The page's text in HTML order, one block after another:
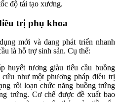
độ tái tạo xương.
trị phụ khoa
mới và đang phát triển nhanh
là hỗ trợ sinh sản. Cụ thể:
huyết tương giàu tiểu cầu buồng
như một phương pháp điều trị
rối loạn chức năng buồng trứng
trứng. Cơ chế được đề xuất bao